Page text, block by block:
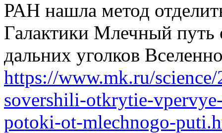
РАН нашла метод
Галактики Млечный путь
дальних уголков
https://www.mk.ru/
sovershili-otkrytie-
potoki-ot-mlechnogo-